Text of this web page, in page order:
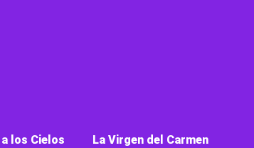
los Cielos
La Virgen del Carmen